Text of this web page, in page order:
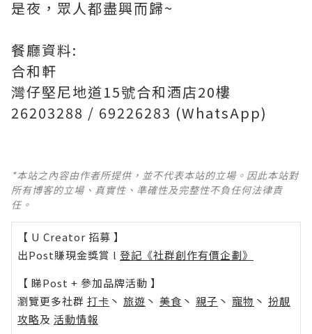
是夜，眾人都盡興而歸~
餐廳資料:
合和軒
灣仔堅尼地道15號合和酒店20樓
26203288 / 69226283 (WhatsApp)
*本站之內容由作者所提供，並不代表本站的立場。因此本站對
所有博客的立場、真實性、準確性及完整性不負任何法律責
任。
【 U Creator 招募 】
出Post賺現金獎賞 l 登記《社群創作有價企劃》
【 睇Post + 參加品牌活動 】
瀏覽更多社群 打卡 丶 旅遊 丶 美食 丶 親子 丶 寵物 丶 扮靚
攻略及 活動情報